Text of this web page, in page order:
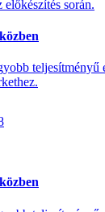
során.
teljesítményű